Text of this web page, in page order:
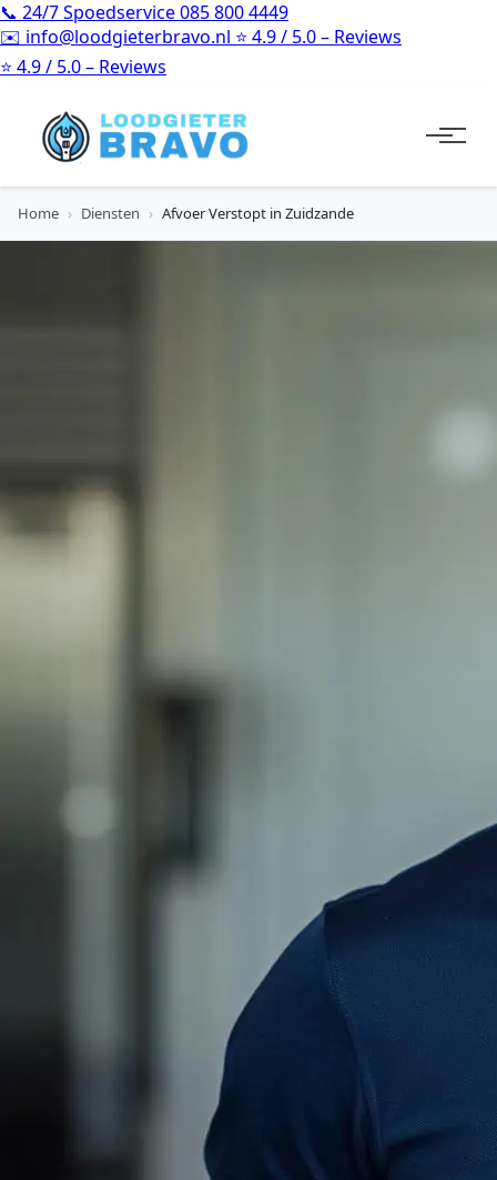
📞 24/7 Spoedservice085 800 4449
✉️ info@loodgieterbravo.nl ⭐ 4.9 / 5.0 – Reviews
⭐ 4.9 / 5.0 – Reviews
Home › Diensten › Afvoer Verstopt in Zuidzande